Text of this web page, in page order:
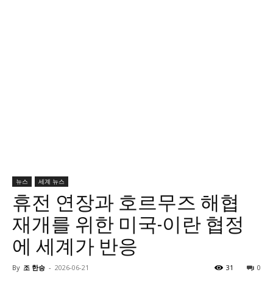
뉴스 세계 뉴스
휴전 연장과 호르무즈 해협
재개를 위한 미국-이란 협정
에 세계가 반응
By 조 한승 - 2026-06-21 0
31